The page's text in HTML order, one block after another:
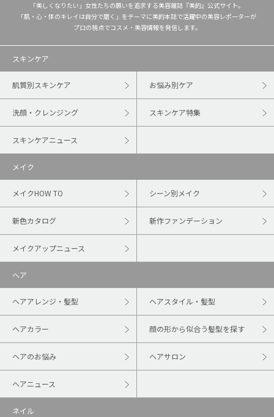
「美しくなりたい」女性たちの願いを追求する美容雑誌『美的』公式サイト。
「肌・心・体のキレイは自分で磨く」をテーマに美的本誌で活躍中の美容レポーターが
プロの視点でコスメ・美容情報を発信します。
スキンケア
肌質別スキンケア お悩み別ケア
洗顔・クレンジング スキンケア特集
スキンケアニュース
メイク
メイクHOW TO シーン別メイク
新色カタログ 新作ファンデーション
メイクアップニュース
ヘア
ヘアアレンジ・髪型 ヘアスタイル・髪型
ヘアカラー 顔の形から似合う髪型を探す
ヘアのお悩み ヘアサロン
ヘアニュース
ネイル